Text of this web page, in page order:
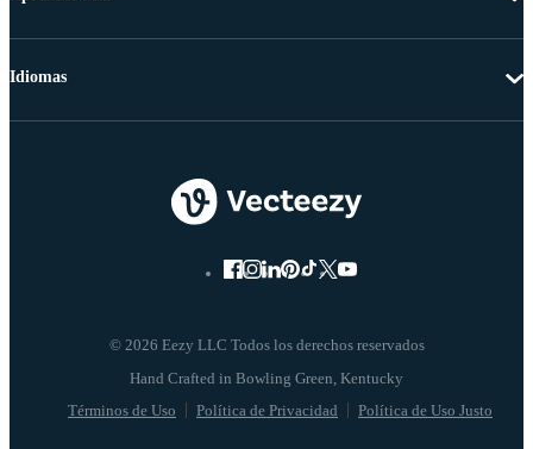
© 2026 Eezy LLC Todos los derechos reservados
Términos de Uso Política de Privacidad Política de Uso Justo
Idiomas